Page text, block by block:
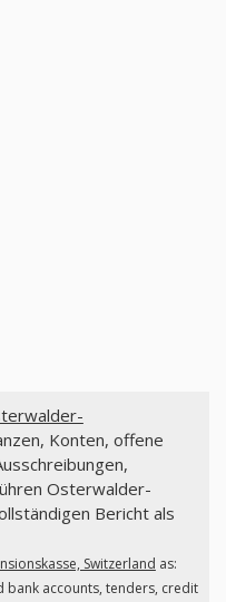
Konten, offene
Osterwalder-
Bericht als
Switzerland as:
bank accounts, tenders, credit